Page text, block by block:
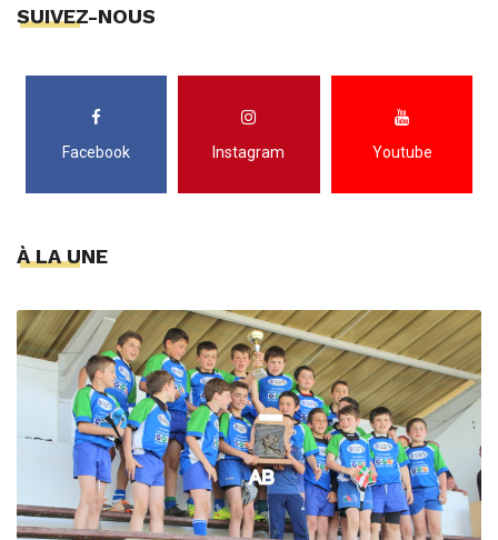
SUIVEZ-NOUS
Facebook Instagram Youtube
À LA UNE